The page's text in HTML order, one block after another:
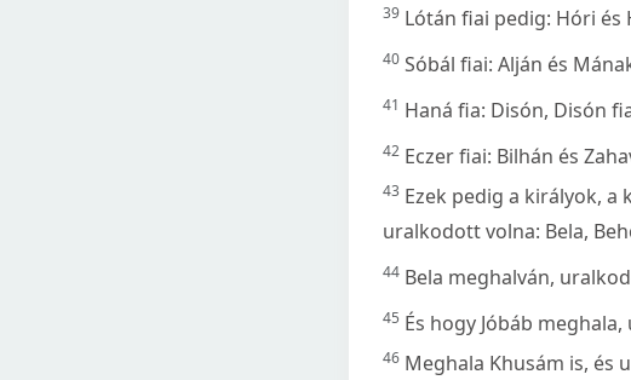
39 Lótán fiai pedig: Hóri és
40 Sóbál fiai: Alján és
41 Haná fia: Disón, Disón
42 Eczer fiai: Bilhán és
43 Ezek pedig a királyok,
uralkodott volna: Bela,
44 Bela meghalván,
45 És hogy Jóbáb
46 Meghala Khusám is, és